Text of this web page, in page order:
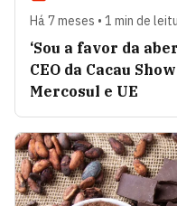
Há 7 meses • 1 min de
‘Sou a favor da
CEO da Cacau
Mercosul e UE